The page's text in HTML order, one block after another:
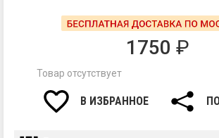
1750 ₽
Товар отсутствует
В ИЗБРАННОЕ